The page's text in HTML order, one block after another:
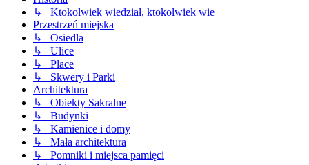
↳ Ktokolwiek wiedział, ktokolwiek wie
Przestrzeń miejska
↳ Osiedla
↳ Ulice
↳ Place
↳ Skwery i Parki
Architektura
↳ Obiekty Sakralne
↳ Budynki
↳ Kamienice i domy
↳ Mała architektura
↳ Pomniki i miejsca pamięci